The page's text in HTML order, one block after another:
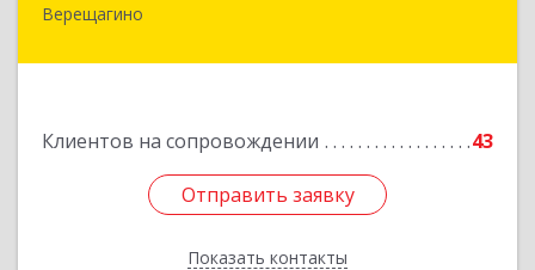
Верещагино
Клиентов на сопровождении 43
Отправить заявку
Показать контакты
617120, Пермский край, Верещагинский р-н,
Отправить заявку
Назад